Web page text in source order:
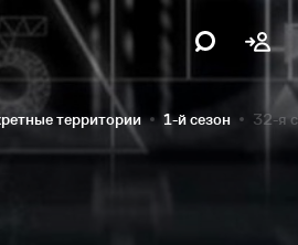
территории 1-й сезон 32-я